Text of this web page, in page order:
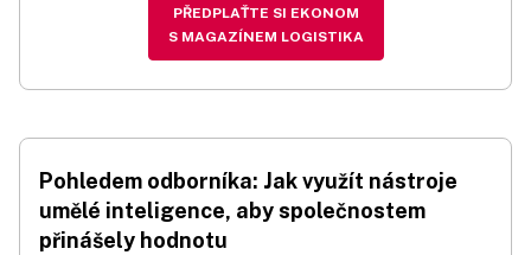
PŘEDPLAŤTE SI EKONOM
S MAGAZÍNEM LOGISTIKA
Pohledem odborníka: Jak využít nástroje
umělé inteligence, aby společnostem
přinášely hodnotu